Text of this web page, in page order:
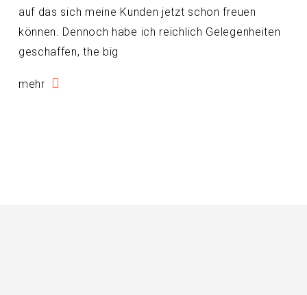
auf das sich meine Kunden jetzt schon freuen
können. Dennoch habe ich reichlich Gelegenheiten
geschaffen, the big
mehr